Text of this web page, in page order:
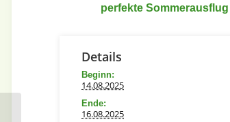
perfekte
Details
Beginn:
14.08.2025
Ende:
16.08.2025
Familientour: Mit Spiel